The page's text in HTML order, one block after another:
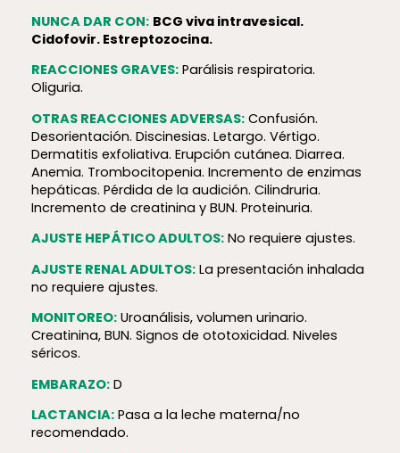
NUNCA DAR CON: BCG viva intravesical.
Cidofovir. Estreptozocina.
REACCIONES GRAVES:Parálisis respiratoria.
Oliguria.
OTRAS REACCIONES ADVERSAS:Confusión.
Desorientación. Discinesias. Letargo. Vértigo.
Dermatitis exfoliativa. Erupción cutánea. Diarrea.
Anemia. Trombocitopenia. Incremento de enzimas
hepáticas. Pérdida de la audición. Cilindruria.
Incremento de creatinina y BUN. Proteinuria.
AJUSTE HEPÁTICO ADULTOS:No requiere ajustes.
AJUSTE RENAL ADULTOS:La presentación inhalada
no requiere ajustes.
MONITOREO:Uroanálisis, volumen urinario.
Creatinina, BUN. Signos de ototoxicidad. Niveles
séricos.
EMBARAZO:D
LACTANCIA:Pasa a la leche materna/no
recomendado.